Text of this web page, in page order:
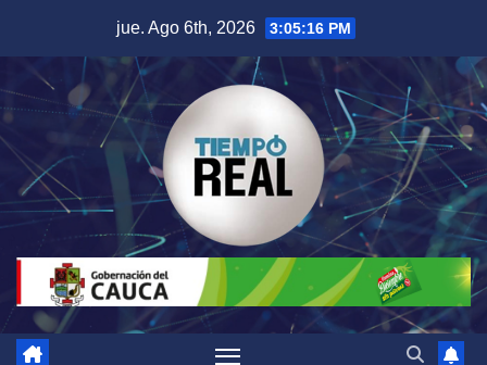
contenido
jue. Ago 6th, 2026 3:05:17 PM